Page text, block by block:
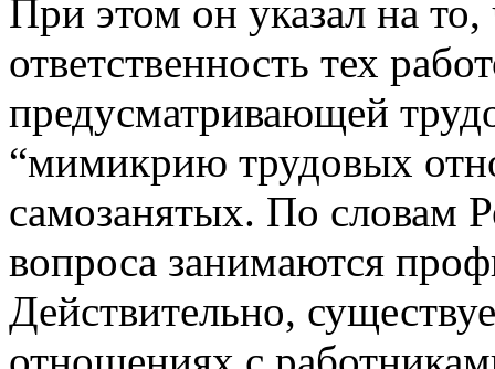
При этом он указал на то,
ответственность тех
предусматривающей
“мимикрию трудовых
самозанятых. По словам
вопроса занимаются
Действительно,